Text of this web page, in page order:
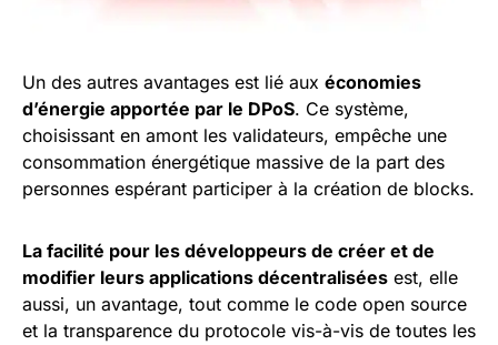
Un des autres avantages est lié aux économies
d’énergie apportée par le DPoS. Ce système,
choisissant en amont les validateurs, empêche une
consommation énergétique massive de la part des
personnes espérant participer à la création de blocks.
La facilité pour les développeurs de créer et de
modifier leurs applications décentralisées est, elle
aussi, un avantage, tout comme le code open source
et la transparence du protocole vis-à-vis de toutes les